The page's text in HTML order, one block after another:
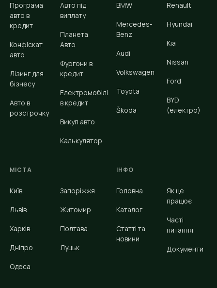
Програма
авто в
кредит
Конфіскат
авто
Лізинг для
бізнесу
Авто в
розстрочку
Авто під
виплату
Планета
Авто
Фургони в
кредит
Електромобілі
в кредит
Викуп авто
Калькулятор
BMW
Mercedes-
Benz
Audi
Volkswagen
Toyota
Škoda
Renault
Hyundai
Kia
Nissan
Ford
BYD
(електро)
МІСТА
Київ
Львів
Харків
Дніпро
Одеса
Запоріжжя
Житомир
Полтава
Луцьк
ІНФО
Головна
Каталог
Статті та
новини
Як це
працює
Часті
питання
Документи